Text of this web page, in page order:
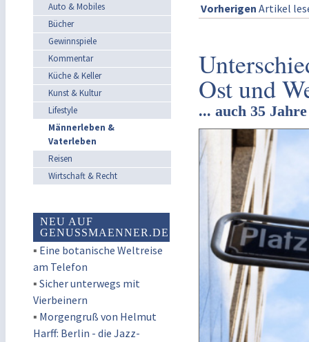
Auto & Mobiles
Bücher
Gewinnspiele
Kommentar
Küche & Keller
Kunst & Kultur
Lifestyle
Männerleben &
Vaterleben
Reisen
Wirtschaft & Recht
NEU AUF
GENUSSMAENNER.DE
▪ Eine botanische Weltreise
am Telefon
▪ Sicher unterwegs mit
Vierbeinern
▪ Morgengruß von Helmut
Harff: Berlin - die Jazz-
Vorherigen Artikel
Ost und
... auch 35